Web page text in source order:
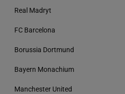
Real Madryt
FC Barcelona
Borussia Dortmund
Bayern Monachium
Manchester United